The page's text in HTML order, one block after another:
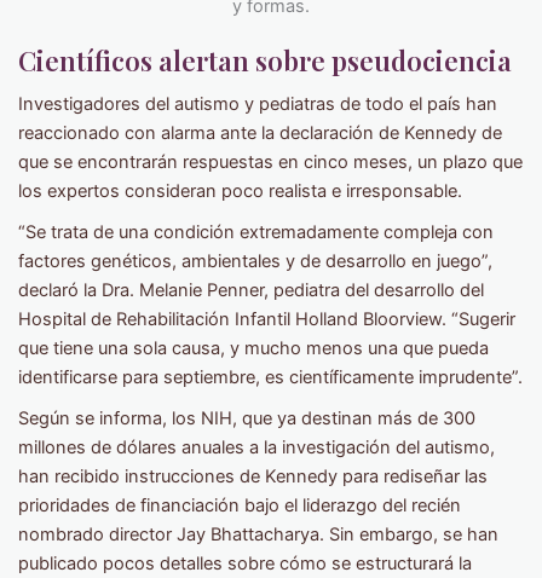
Científicos alertan sobre pseudociencia
Investigadores del autismo y pediatras de todo el país han
reaccionado con alarma ante la declaración de Kennedy de
que se encontrarán respuestas en cinco meses, un plazo que
los expertos consideran poco realista e irresponsable.
“Se trata de una condición extremadamente compleja con
factores genéticos, ambientales y de desarrollo en juego”,
declaró la Dra. Melanie Penner, pediatra del desarrollo del
Hospital de Rehabilitación Infantil Holland Bloorview. “Sugerir
que tiene una sola causa, y mucho menos una que pueda
identificarse para septiembre, es científicamente imprudente”.
Según se informa, los NIH, que ya destinan más de 300
millones de dólares anuales a la investigación del autismo,
han recibido instrucciones de Kennedy para rediseñar las
prioridades de financiación bajo el liderazgo del recién
nombrado director Jay Bhattacharya. Sin embargo, se han
publicado pocos detalles sobre cómo se estructurará la